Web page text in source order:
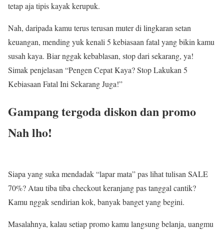
tetap aja tipis kayak kerupuk.
Nah, daripada kamu terus terusan muter di lingkaran setan
keuangan, mending yuk kenali 5 kebiasaan fatal yang bikin kamu
susah kaya. Biar nggak kebablasan, stop dari sekarang, ya!
Simak penjelasan “Pengen Cepat Kaya? Stop Lakukan 5
Kebiasaan Fatal Ini Sekarang Juga!”
Gampang tergoda diskon dan promo
Nah lho!
Siapa yang suka mendadak “lapar mata” pas lihat tulisan SALE
70%? Atau tiba tiba checkout keranjang pas tanggal cantik?
Kamu nggak sendirian kok, banyak banget yang begini.
Masalahnya, kalau setiap promo kamu langsung belanja, uangmu